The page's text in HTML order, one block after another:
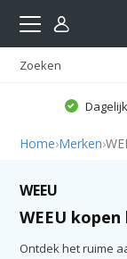
Home›Merken›
WEEU
WEEU
Ontdek het ruime